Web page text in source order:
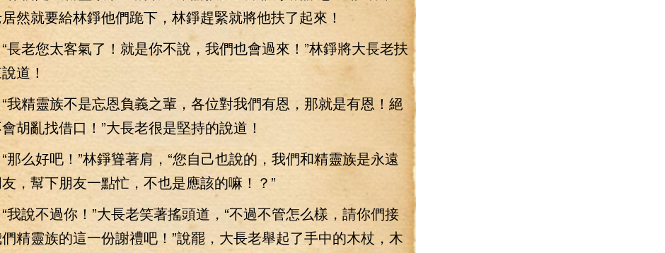
然就要給林錚他們跪下，林錚趕緊就將他扶了起來！
老您太客氣了！就是你不說，我們也會過來！”林錚將大長老扶
道！
靈族不是忘恩負義之輩，各位對我們有恩，那就是有恩！絕
胡亂找借口！”大長老很是堅持的說道！
么好吧！”林錚聳著肩，“您自己也說的，我們和精靈族是永遠
，幫下朋友一點忙，不也是應該的嘛！？”
不過你！”大長老笑著搖頭道，“不過不管怎么樣，請你們接
精靈族的這一份謝禮吧！”說罷，大長老舉起了手中的木杖，木